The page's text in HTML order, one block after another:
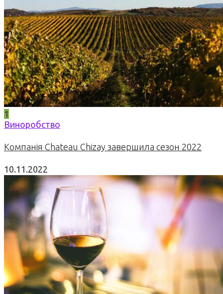
1
Виноробство
Компанія Chateau Chizay завершила сезон 2022
10.11.2022